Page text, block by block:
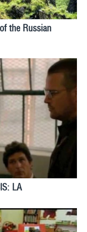
the Russian
LA